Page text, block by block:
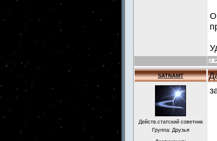
SATNAMT
Действ.статский советник
Группа: Друзья